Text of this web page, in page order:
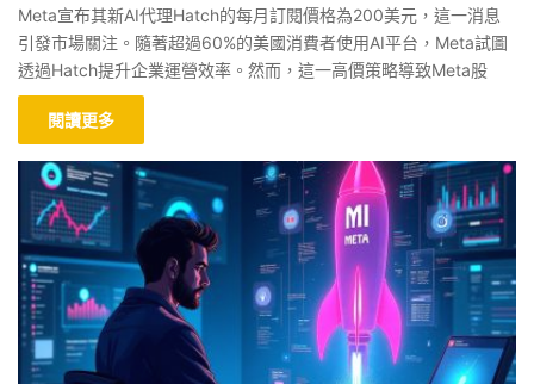
Meta宣布其新AI代理Hatch的每月訂閱價格為200美元，這一消息
引發市場關注。隨著超過60%的美國消費者使用AI平台，Meta試圖
透過Hatch提升企業運營效率。然而，這一高價策略導致Meta股
閱讀更多